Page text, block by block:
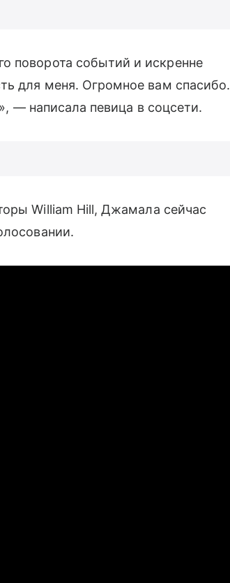
поворота событий и искренне
для меня. Огромное вам спасибо.
— написала певица в соцсети.
William Hill, Джамала сейчас